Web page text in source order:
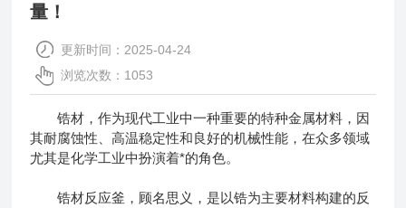
量！
更新时间：2025-04-24
浏览次数：1053
锆材，作为现代工业中一种重要的特种金属材料，因
其耐腐蚀性、高温稳定性和良好的机械性能，在众多领域
尤其是化学工业中扮演着*的角色。
锆材反应釜 ，顾名思义，是以锆为主要材料构建的反